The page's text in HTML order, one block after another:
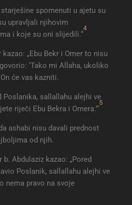
spomenuti u ajetu su
upravljali njihovim
i koje su oni slijedili.“
4
kazao: „Ebu Bekr i Omer to nisu
‘Tako mi Allaha, ukoliko
će vas kazniti.
Poslanika, sallallahu alejhi ve
riječi Ebu Bekra i Omera.’“
5
ashabi nisu davali prednost
od njih.
Abdulaziz kazao: „Pored
Poslanik, sallallahu alejhi ve
nema pravo na svoje